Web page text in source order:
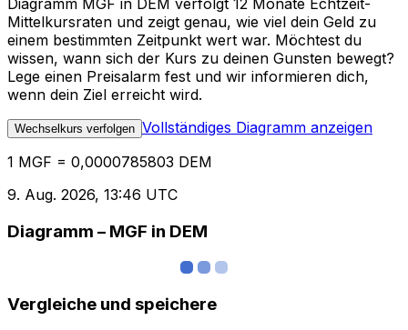
Diagramm MGF in DEM verfolgt 12 Monate Echtzeit-
Mittelkursraten und zeigt genau, wie viel dein Geld zu
einem bestimmten Zeitpunkt wert war. Möchtest du
wissen, wann sich der Kurs zu deinen Gunsten bewegt?
Lege einen Preisalarm fest und wir informieren dich,
wenn dein Ziel erreicht wird.
Wechselkurs verfolgen Vollständiges Diagramm anzeigen
1 MGF = 0,0000785803 DEM
9. Aug. 2026, 13:46 UTC
Diagramm – MGF in DEM
Vergleiche und speichere